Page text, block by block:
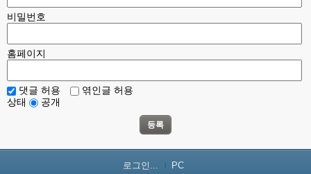
비밀번호
홈페이지
댓글 허용
엮인글 허용
상태
공개
등록
로그인... PC